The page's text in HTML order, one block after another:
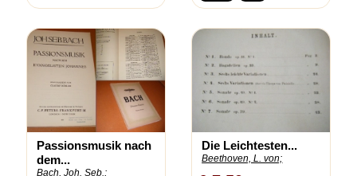
Passionsmusik nach
dem...
Bach, Joh. Seb.;
Die Leichtesten...
Beethoven, L. von;